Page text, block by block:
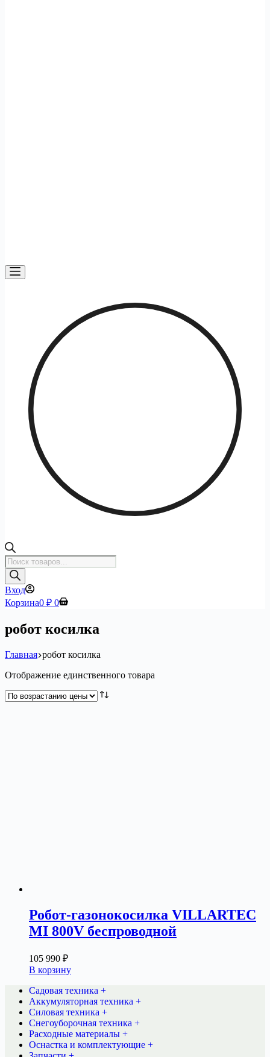
Поиск
товаров
Вход
Корзина0 ₽ 0
робот косилка
Главная робот косилка
Отображение единственного товара
Робот-газонокосилка VILLARTEC
MI 800V беспроводной
105 990 ₽
В корзину
Садовая техника +
Аккумуляторная техника +
Силовая техника +
Снегоуборочная техника +
Расходные материалы +
Оснастка и комплектующие +